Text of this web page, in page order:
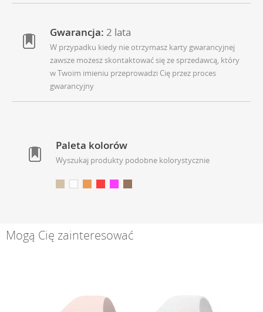
Gwarancja: 2 lata
W przypadku kiedy nie otrzymasz karty gwarancyjnej
zawsze możesz skontaktować się ze sprzedawcą, który
w Twoim imieniu przeprowadzi Cię przez proces
gwarancyjny
Paleta kolorów
Wyszukaj produkty podobne kolorystycznie
Mogą Cię zainteresować